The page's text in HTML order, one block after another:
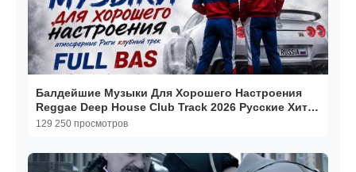
Балдейшие Музыки Для Хорошего Настроения
Reggae Deep House Club Track 2026 Русские Хиты
Онлайн
129 250 просмотров